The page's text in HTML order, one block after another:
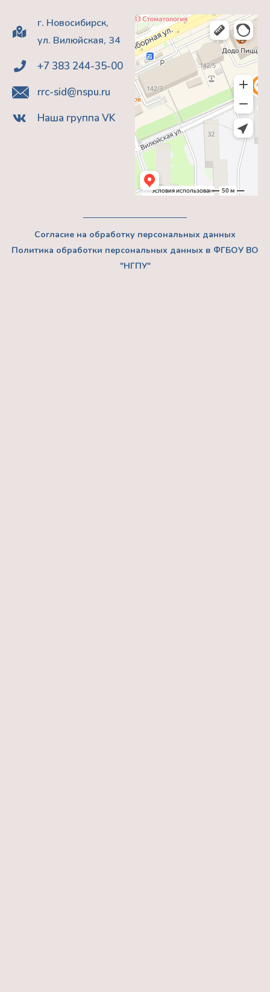
г. Новосибирск,
ул. Вилюйская, 34
+7 383 244-35-00
rrc-sid@nspu.ru
Наша группа VK
Согласие на обработку персональных данных
Политика обработки персональных данных в ФГБОУ ВО
"НГПУ"